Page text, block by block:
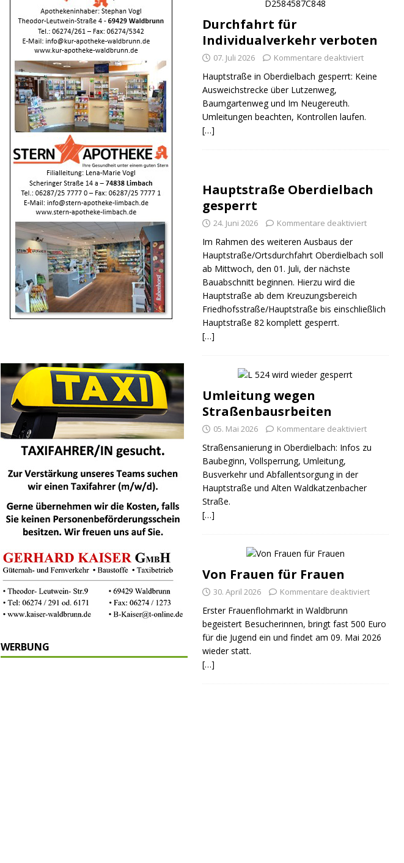
WERBUNG
Durchfahrt für
Individualverkehr verboten
07. Juli 2026 Kommentare deaktiviert
Hauptstraße in Oberdielbach gesperrt: Keine
Ausweichstrecke über Lutzenweg,
Baumgartenweg und Im Neugereuth.
Umleitungen beachten, Kontrollen laufen.
[…]
Hauptstraße Oberdielbach
gesperrt
24. Juni 2026 Kommentare deaktiviert
Im Rahmen des weiteren Ausbaus der
Hauptstraße/Ortsdurchfahrt Oberdielbach soll
ab Mittwoch, den 01. Juli, der nächste
Bauabschnitt beginnen. Hierzu wird die
Hauptstraße ab dem Kreuzungsbereich
Friedhofsstraße/Hauptstraße bis einschließlich
Hauptstraße 82 komplett gesperrt.
[…]
Umleitung wegen
Straßenbausrbeiten
05. Mai 2026 Kommentare deaktiviert
Straßensanierung in Oberdielbach: Infos zu
Baubeginn, Vollsperrung, Umleitung,
Busverkehr und Abfallentsorgung in der
Hauptstraße und Alten Waldkatzenbacher
Straße.
[…]
Von Frauen für Frauen
30. April 2026 Kommentare deaktiviert
Erster Frauenflohmarkt in Waldbrunn
begeistert Besucherinnen, bringt fast 500 Euro
für die Jugend ein und findet am 09. Mai 2026
wieder statt.
[…]